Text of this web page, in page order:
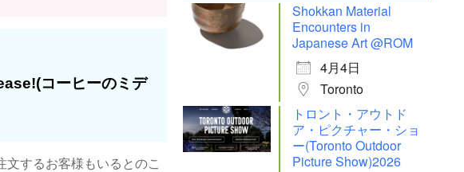
コーヒーのミデ
文するお客様もいるとのこ
Shokkan Material
Encounters in
Japanese Art @ROM
4月4日
Toronto
トロント・アウトド
ア・ピクチャー・ショ
ー(Toronto Outdoor
Picture Show)2026